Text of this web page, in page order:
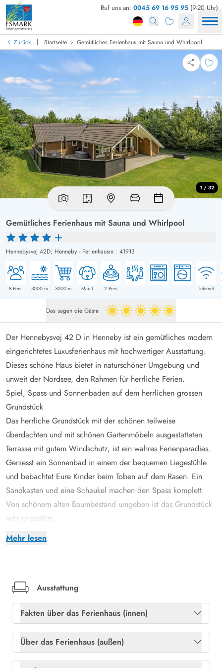
Ruf uns an: 0045 69 16 95 95 (9-20 Uhr)
Zurück | Startseite Gemütliches Ferienhaus mit Sauna und Whirlpool
Gemütliches Ferienhaus mit Sauna und Whirlpool
Hennebysvej 42D, Henneby - Ferienhausnr.: 41913
8 Pers. 3000 m 3000 m Max 1 2 Pers. Internet
1 / 32
Das sagen die Gäste 5 von 5
Mehr lesen
Der Hennebysvej 42 D in Henneby ist ein gemütliches modern
eingerichtetes Luxusferienhaus mit hochwertiger Ausstattung.
Dieses schöne Haus bietet in naturschöner Umgebung und
unweit der Nordsee, den Rahmen für herrliche Ferien.
Spiel, Spass und Sonnenbaden auf dem herrlichen grossen
Grundstück
Das herrliche Grundstück mit der schönen teilweise
überdachten und mit schönen Gartenmöbeln ausgestatteten
Terrasse mit gutem Windschutz, ist ein wahres Ferienparadies.
Geniesst ein Sonnenbad in einem der bequemen Liegestühle
und bebachtet Eure Kinder beim Toben auf dem Rasen. Ein
Sandkasten und eine Schaukel machen den Spass komplett.
Von schönem alten Baumbestand umgeben ist das Grundstück
sehr ungestört.
In unmittelbarer Nähe des Hauses befindet sich ein grosser 18-
Dieses herrliche typische dänische Ferienhaus ist mit allen
erdenklichen Annehmlichkeiten ausgestattet. Nach einem
aktiven und ereignisreichen Strandtag kann man den Abend
mit einem Verwöhnprogramm in der Sauna und im Whirlpool,
vor dem knisternden Kaminofen ausklingen lassen.
Ausstattung
Fakten über das Ferienhaus (innen)
Gratis internet
Ja
Über das Ferienhaus (außen)
Gartenmöbel
Ja